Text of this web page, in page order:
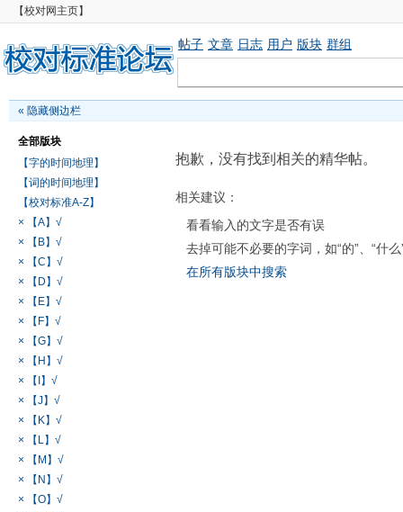
【校对网主页】
帖子 文章 日志 用户 版块 群组
« 隐藏侧边栏
全部版块
【字的时间地理】
【词的时间地理】
【校对标准A-Z】
× 【A】√
× 【B】√
× 【C】√
× 【D】√
× 【E】√
× 【F】√
× 【G】√
× 【H】√
× 【I】√
× 【J】√
× 【K】√
× 【L】√
× 【M】√
× 【N】√
× 【O】√
抱歉，没有找到相关的精华帖。
相关建议：
看看输入的文字是否有误
去掉可能不必要的字词，如“的”、“什么
在所有版块中搜索